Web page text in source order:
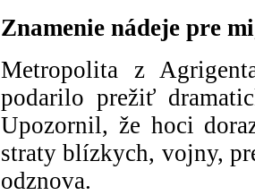
Znamenie nádeje pre
Metropolita z
podarilo prežiť
Upozornil, že hoci
straty blízkych, vojny,
odznova.